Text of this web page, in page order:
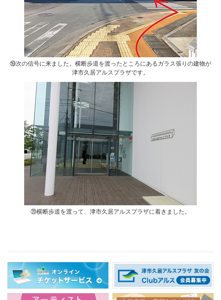
⑲次の信号に来ました。横断歩道を渡ったところにあるガラス張りの建物が
津市久居アルスプラザです。
⑳横断歩道を渡って、津市久居アルスプラザに着きました。